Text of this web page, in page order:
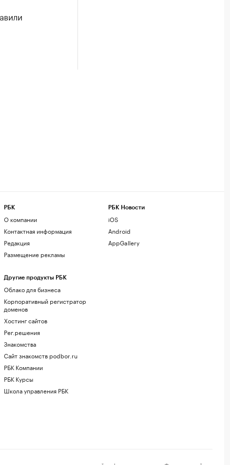
РБК
О компании
Контактная информация
Редакция
Размещение рекламы
Другие продукты РБК
Облако для бизнеса
Корпоративный регистратор
доменов
Хостинг сайтов
Рег.решения
Знакомства
Сайт знакомств podbor.ru
РБК Компании
РБК Курсы
Школа управления РБК
РБК Новости
iOS
Android
AppGallery